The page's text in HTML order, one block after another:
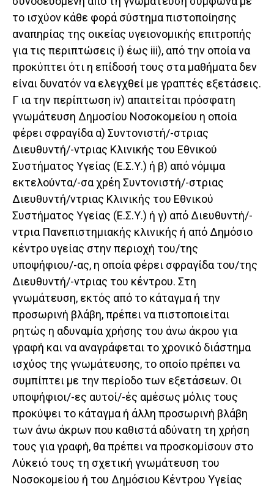
το ισχύον κάθε φορά σύστημα πιστοποίησης
αναπηρίας της οικείας υγειονομικής επιτροπής
για τις περιπτώσεις i) έως iii), από την οποία να
προκύπτει ότι η επίδοσή τους στα μαθήματα δεν
είναι δυνατόν να ελεγχθεί με γραπτές εξετάσεις.
Γ ια την περίπτωση iv) απαιτείται πρόσφατη
γνωμάτευση Δημοσίου Νοσοκομείου η οποία
φέρει σφραγίδα α) Συντονιστή/-στριας
Διευθυντή/-ντριας Κλινικής του Εθνικού
Συστήματος Υγείας (Ε.Σ.Υ.) ή β) από νόμιμα
εκτελούντα/-σα χρέη Συντονιστή/-στριας
Διευθυντή/ντριας Κλινικής του Εθνικού
Συστήματος Υγείας (Ε.Σ.Υ.) ή γ) από Διευθυντή/-
ντρια Πανεπιστημιακής κλινικής ή από Δημόσιο
κέντρο υγείας στην περιοχή του/της
υποψήφιου/-ας, η οποία φέρει σφραγίδα του/της
Διευθυντή/-ντριας του κέντρου. Στη
γνωμάτευση, εκτός από το κάταγμα ή την
προσωρινή βλάβη, πρέπει να πιστοποιείται
ρητώς η αδυναμία χρήσης του άνω άκρου για
γραφή και να αναγράφεται το χρονικό διάστημα
ισχύος της γνωμάτευσης, το οποίο πρέπει να
συμπίπτει με την περίοδο των εξετάσεων. Οι
υποψήφιοι/-ες αυτοί/-ές αμέσως μόλις τους
προκύψει το κάταγμα ή άλλη προσωρινή βλάβη
των άνω άκρων που καθιστά αδύνατη τη χρήση
τους για γραφή, θα πρέπει να προσκομίσουν στο
Λύκειό τους τη σχετική γνωμάτευση του
Νοσοκομείου ή του Δημόσιου Κέντρου Υγείας